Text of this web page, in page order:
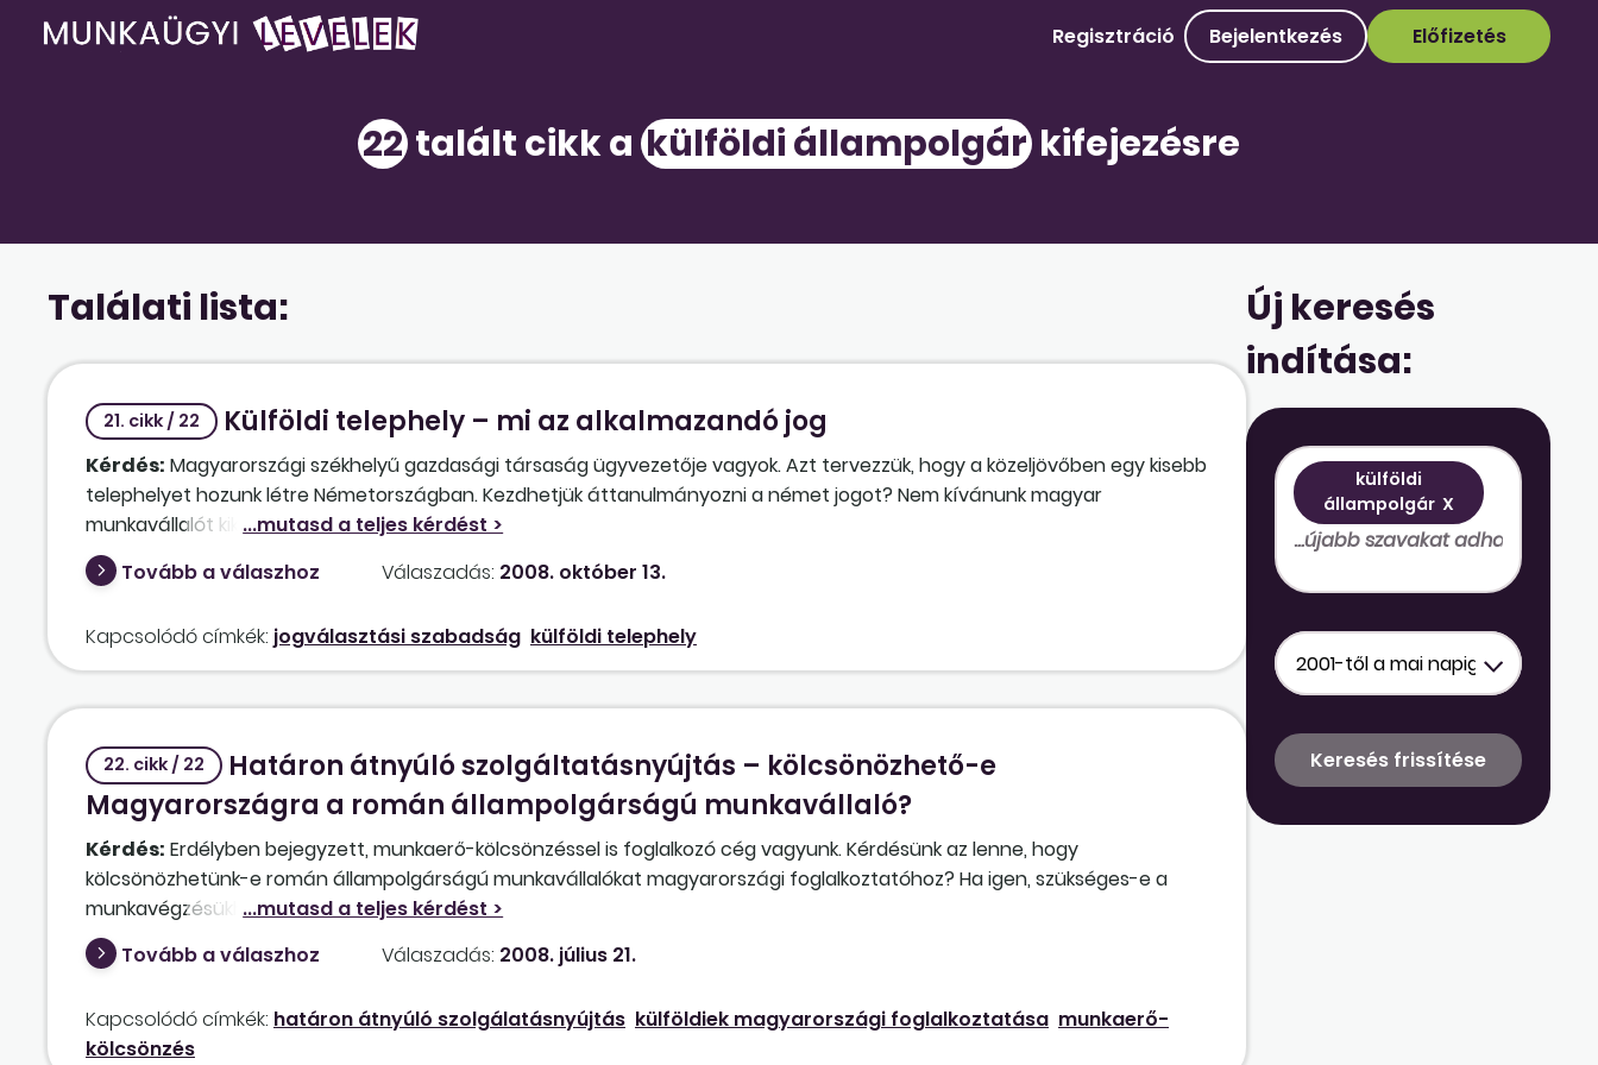
Regisztráció Bejelentkezés Előfizetés
22 talált cikk a külföldi állampolgár kifejezésre
Találati lista:
21. cikk / 22 Külföldi telephely – mi az alkalmazandó jog
Kérdés: Magyarországi székhelyű gazdasági társaság ügyvezetője vagyok. Azt tervezzük, hogy a közeljövőben egy kisebb
telephelyet hozunk létre Németországban. Kezdhetjük áttanulmányozni a német jogot? Nem kívánunk magyar
munkavállalót kiküldeni, hanem kinti szakemberekre lenne szükségünk. Milyen szabályok szerint alkalmazzuk őket?
Tovább a válaszhoz
Válaszadás: 2008. október 13.
Kapcsolódó címkék: jogválasztási szabadság külföldi telephely
22. cikk / 22
Határon átnyúló szolgáltatásnyújtás – kölcsönözhető-e
Magyarországra a román állampolgárságú munkavállaló?
Kérdés: Erdélyben bejegyzett, munkaerő-kölcsönzéssel is foglalkozó cég vagyunk. Kérdésünk az lenne, hogy
kölcsönözhetünk-e román állampolgárságú munkavállalókat magyarországi foglalkoztatóhoz? Ha igen, szükséges-e a
munkavégzésükhöz munkavállalási engedély beszerzése?
Tovább a válaszhoz
Válaszadás: 2008. július 21.
Kapcsolódó címkék: határon átnyúló szolgálatásnyújtás külföldiek magyarországi foglalkoztatása munkaerő-
kölcsönzés
Új keresés
indítása:
külföldi
állampolgár X